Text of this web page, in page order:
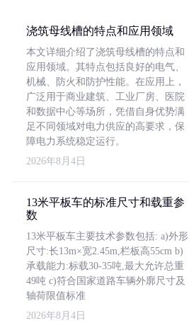
浇筑母线槽的特点和应用领域
本文详细介绍了浇筑母线槽的特点和
应用领域。其特点包括良好的电气、
机械、防火和防护性能。在应用上，
广泛用于商业建筑、工业厂房、医院
和数据中心等场所，凭借自身优势满
足不同领域对电力供应的高要求，保
障电力系统稳定运行。
2026年8月4日
13米平板车的标准尺寸和载重参
数
13米平板车主要技术参数包括: a)外形
尺寸:长13m×宽2.45m,栏板高55cm b)
承载能力:标载30-35吨,最大允许总重
49吨 c)符合国家道路车辆外廓尺寸及
轴荷限值标准
2026年8月4日